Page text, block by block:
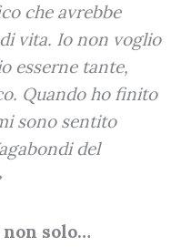
che avrebbe
vita. Io non voglio
esserne tante,
Quando ho finito
sono sentito
del
solo…